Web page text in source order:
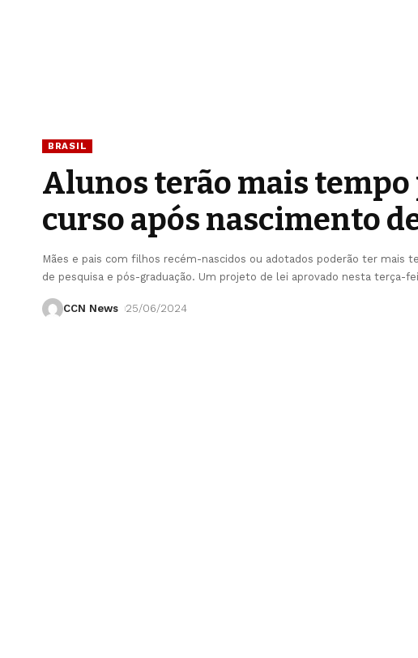
BRASIL
Alunos terão mais
curso após nascimento
Mães e pais com filhos recém-nascidos ou adotados poderão ter mais
de pesquisa e pós-graduação. Um projeto de lei aprovado nesta terça-
CCN News 25/06/2024